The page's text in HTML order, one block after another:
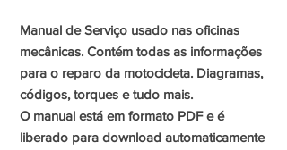
Manual de Serviço usado nas oficinas
mecânicas. Contém todas as informações
para o reparo da motocicleta. Diagramas,
códigos, torques e tudo mais.
O manual está em formato PDF e é
liberado para download automaticamente